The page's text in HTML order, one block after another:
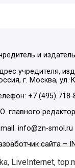
и
учредителя,
г. Москва, ул.
+7 (495) 718-
главного
info@zn-smol.ru
сайта –
в социальных
LiveInternet,